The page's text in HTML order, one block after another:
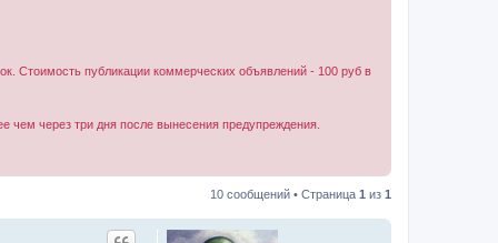
Стоимость публикации коммерческих объявлений - 100 руб в
через три дня после вынесения предупреждения.
10 сообщений • Страница 1 из 1